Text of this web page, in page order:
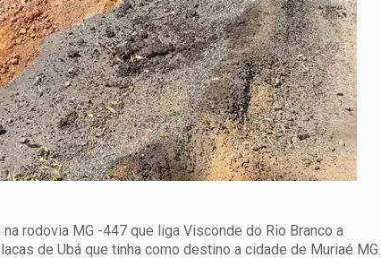
rodovia MG -447 que liga Visconde do Rio Branco a
de Ubá que tinha como destino a cidade de Muriaé MG.